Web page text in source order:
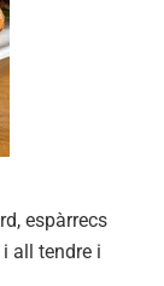
espàrrecs
all tendre i